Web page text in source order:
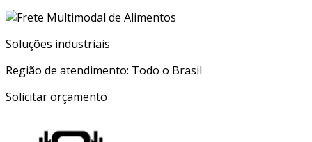
Soluções industriais
Região de atendimento: Todo o Brasil
Solicitar orçamento